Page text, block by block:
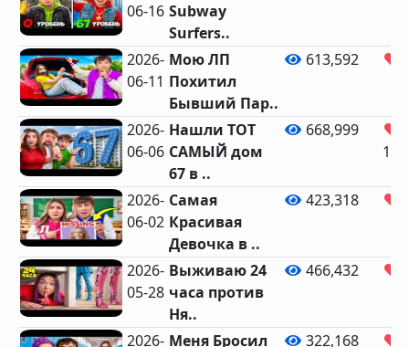
06-16 Subway
Surfers..
2026-
06-11
Мою ЛП
Похитил
Бывший Пар..
613,592
2026-
06-06
Нашли ТОТ
САМЫЙ дом
67 в ..
668,999
2026-
06-02
Самая
Красивая
Девочка в ..
423,318
2026-
05-28
Выживаю 24
часа против
Ня..
466,432
2026- Меня Бросил
322,168